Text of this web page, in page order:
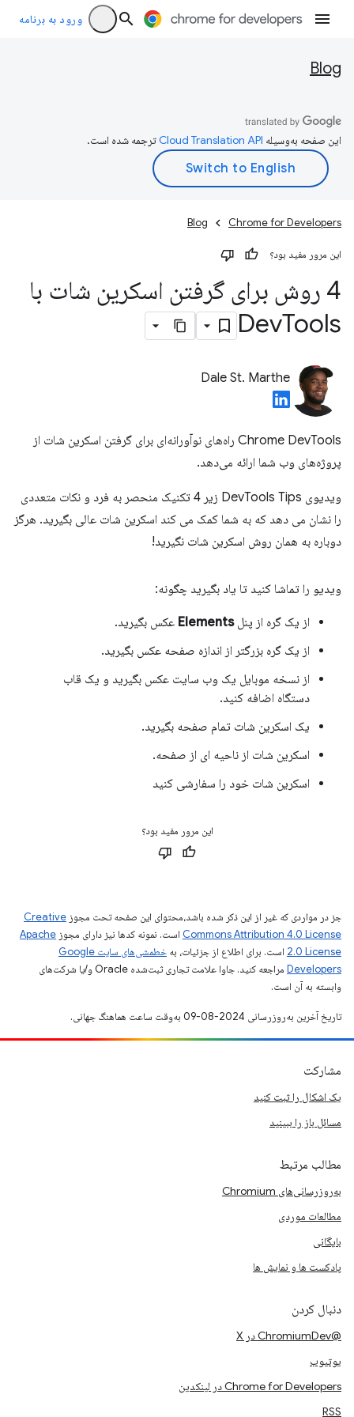
ورود به برنامه
Blog
این صفحه به‌وسیله ترجمه شده است.
Chrome for Developers
Blog
این مرور مفید بود؟
4 روش برای گرفتن اسکرین شات با
DevTools
Dale St. Marthe
Chrome DevTools راه‌های نوآورانه‌ای برای گرفتن اسکرین شات از
پروژه‌های وب شما ارائه می‌دهد.
ویدیوی DevTools Tips زیر 4 تکنیک منحصر به فرد و نکات متعددی
را نشان می دهد که به شما کمک می کند اسکرین شات عالی بگیرید. هرگز
دوباره به همان روش اسکرین شات نگیرید!
ویدیو را تماشا کنید تا یاد بگیرید چگونه:
از یک گره از پنلElements عکس بگیرید.
از یک گره بزرگتر از اندازه صفحه عکس بگیرید.
از نسخه موبایل یک وب سایت عکس بگیرید و یک قاب
دستگاه اضافه کنید.
یک اسکرین شات تمام صفحه بگیرید.
اسکرین شات از ناحیه ای از صفحه.
اسکرین شات خود را سفارشی کنید
این مرور مفید بود؟
جز در مواردی که غیر از این ذکر شده باشد،‌محتوای این صفحه تحت مجوز Creative
Commons Attribution 4.0 License است. نمونه کدها نیز دارای مجوز Apache
2.0 License است. برای اطلاع از جزئیات، به
خطمشی‌های سایت Google
Developers‏
مراجعه کنید. جاوا علامت تجاری ثبت‌شده Oracle و/یا شرکت‌های
وابسته به آن است.
تاریخ آخرین به‌روزرسانی 2024-08-09 به‌وقت ساعت هماهنگ جهانی.
مشارکت
یک اشکال را ثبت کنید
مسائل باز را ببینید
مطالب مرتبط
به‌روزرسانی‌های Chromium
مطالعات موردی
بایگانی
پادکست ها و نمایش ها
دنبال کردن
@ChromiumDev در X
یوتیوب
Chrome for Developers در لینکدین
RSS